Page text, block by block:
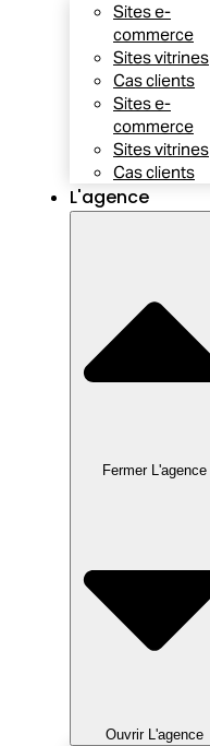
Sites e-
commerce
Sites vitrines
Cas clients
Sites e-
commerce
Sites vitrines
Cas clients
L'agence
Fermer L'agence
Ouvrir L'agence